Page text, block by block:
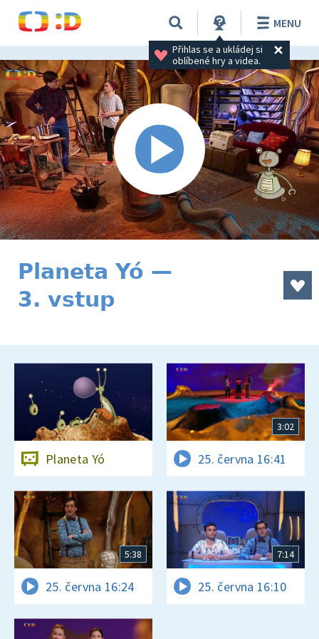
Přihlas se a ukládej si
oblíbené hry a videa.
MENU
Planeta Yó —
3. vstup
Planeta Yó
3:02
25. června 16:41
5:38
25. června 16:24
7:14
25. června 16:10